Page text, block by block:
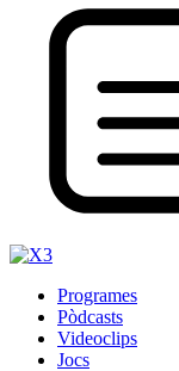
Programes
Pòdcasts
Videoclips
Jocs